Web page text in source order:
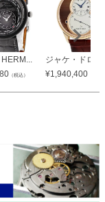
（税込）
ジャケ・ドロー
¥1,940,400